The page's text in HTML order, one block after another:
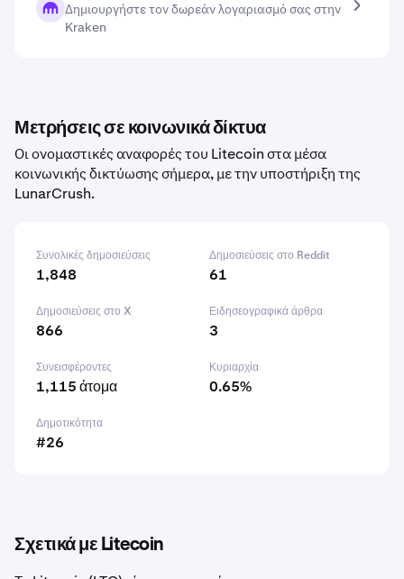
Δημιουργήστε τον δωρεάν λογαριασμό σας στην
Kraken
Μετρήσεις σε κοινωνικά δίκτυα
Οι ονομαστικές αναφορές του Litecoin στα μέσα
κοινωνικής δικτύωσης σήμερα, με την υποστήριξη της
LunarCrush.
Συνολικές δημοσιεύσεις
1,848
Δημοσιεύσεις στο Reddit
61
Δημοσιεύσεις στο X
866
Ειδησεογραφικά άρθρα
3
Συνεισφέροντες
1,115 άτομα
Κυριαρχία
0.65%
Δημοτικότητα
#26
Σχετικά με Litecoin